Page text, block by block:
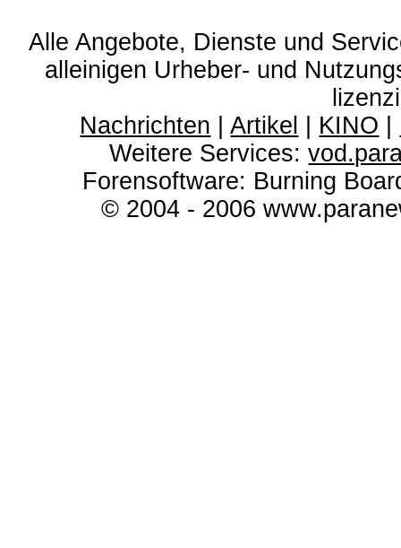
Alle Angebote, Dienste und
alleinigen Urheber- und
Nachrichten |Artikel KINO
Weitere Services:
Forensoftware: Burning
© 2004 - 2006